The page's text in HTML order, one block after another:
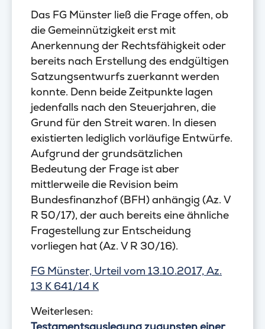
Das FG Münster ließ die Frage offen, ob
die Gemeinnützigkeit erst mit
Anerkennung der Rechtsfähigkeit oder
bereits nach Erstellung des endgültigen
Satzungsentwurfs zuerkannt werden
konnte. Denn beide Zeitpunkte lagen
jedenfalls nach den Steuerjahren, die
Grund für den Streit waren. In diesen
existierten lediglich vorläufige Entwürfe.
Aufgrund der grundsätzlichen
Bedeutung der Frage ist aber
mittlerweile die Revision beim
Bundesfinanzhof (BFH) anhängig (Az. V
R 50/17), der auch bereits eine ähnliche
Fragestellung zur Entscheidung
vorliegen hat (Az. V R 30/16).
FG Münster, Urteil vom 13.10.2017, Az.
13 K 641/14 K
Weiterlesen: